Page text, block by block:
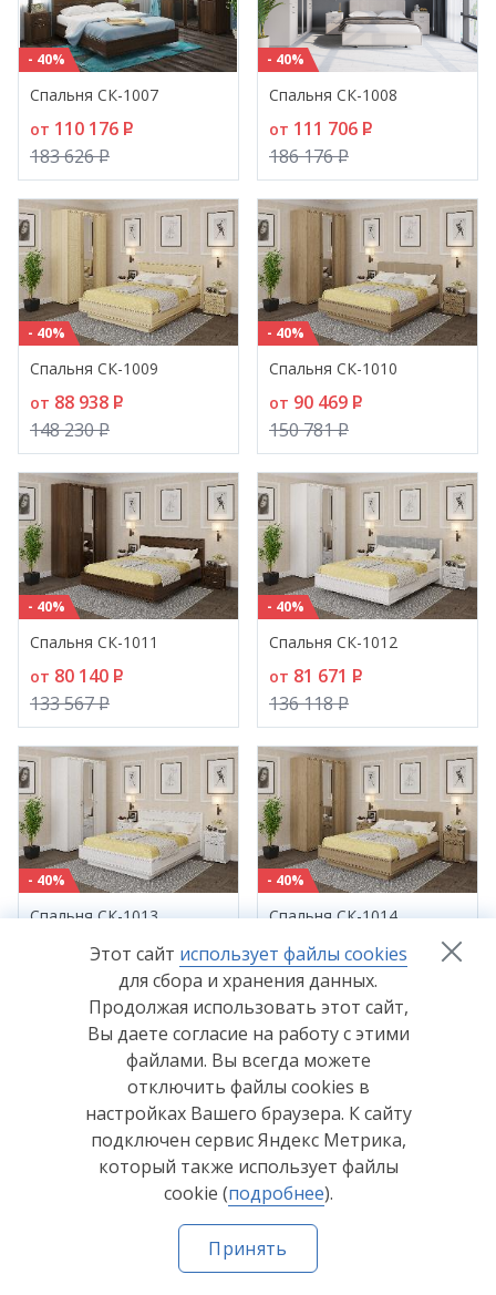
- 40%
Спальня СК-1007
от 110 176 P
183 626P
- 40%
Спальня СК-1008
от 111 706 P
186 176P
- 40%
Спальня СК-1009
от 88 938 P
148 230P
- 40%
Спальня СК-1010
от 90 469 P
150 781P
- 40%
Спальня СК-1011
от 80 140 P
133 567P
- 40%
Спальня СК-1012
от 81 671 P
136 118P
- 40%
Спальня СК-1013
88 446P
- 40%
Спальня СК-1014
от89 976P
149 960P
- 40%
Спальня СК-1016
от81 179
135 298
Каталог Где купить
Этот сайт использует файлы cookies
для сбора и хранения данных.
Продолжая использовать этот сайт,
Вы даете согласие на работу с этими
файлами. Вы всегда можете
отключить файлы cookies в
настройках Вашего браузера. К сайту
подключен сервис Яндекс Метрика,
который также использует файлы
cookie (подробнее).
Принять